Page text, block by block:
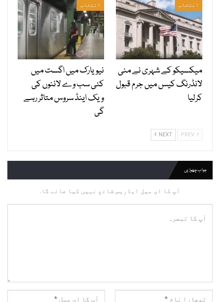
انتخاب
میکسیکو کے شہری نے منی
لانڈرنگ کیس میں جرم قبول
کرلیا
انتخاب
نیویارک میں اگست میں
کئی سب وے لائنوں کی
ویک اینڈ سروس متاثر رہے
گی
NEXT
جواب چھوڑیں
آپ کا ای میل ایڈریس شائع نہیں کیا جائے گا.